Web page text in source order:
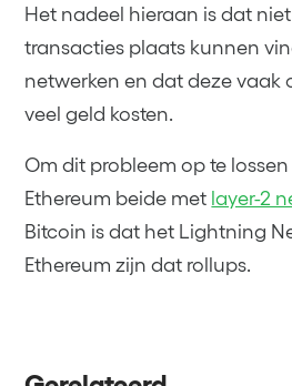
Het nadeel hieraan is dat
transacties plaats kunnen
netwerken en dat deze vaak
veel geld kosten.
Om dit probleem op te
Ethereum beide met layer-2
Bitcoin is dat het Lightning
Ethereum zijn dat rollups.